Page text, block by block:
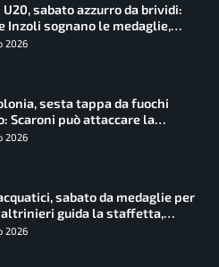
sabato azzurro da brividi:
Inzoli sognano le medaglie,
e Succo in finale
2026
sesta tappa da fuochi
Scaroni può attaccare la
2026
sabato da medaglie per
guida la staffetta,
l’oro dalle grandi altezze
2026